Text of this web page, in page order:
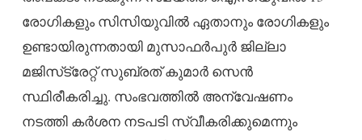
രോഗികളും സിസിയുവിൽ ഏതാനും രോഗികളും
ഉണ്ടായിരുന്നതായി മുസാഫർപുർ ജില്ലാ
മജിസ്‌ട്രേറ്റ് സുബ്രത് കുമാർ സെൻ
സ്ഥിരീകരിച്ചു. സംഭവത്തിൽ അന്വേഷണം
നടത്തി കർശന നടപടി സ്വീകരിക്കുമെന്നും